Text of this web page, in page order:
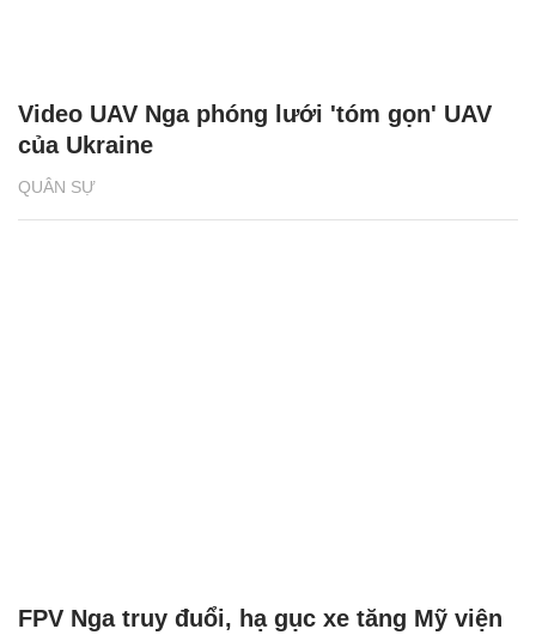
QUÂN SỰ
Video UAV Nga phóng lưới 'tóm gọn' UAV
của Ukraine
FPV Nga truy đuổi, hạ gục xe tăng Mỹ viện